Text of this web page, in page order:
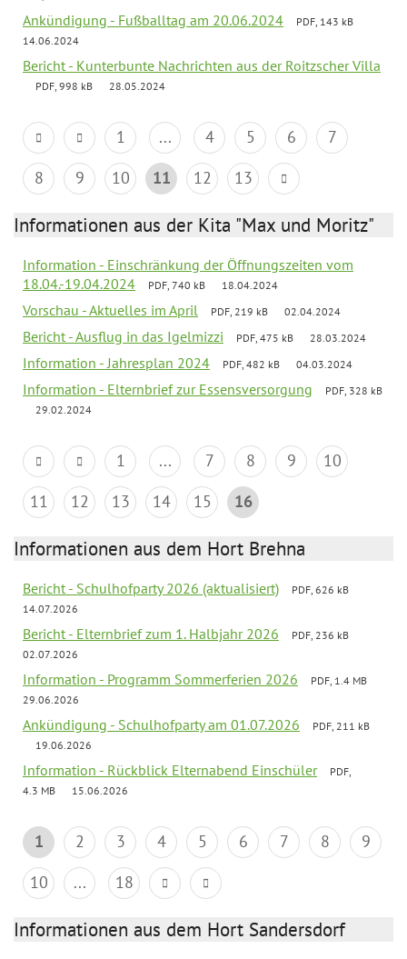
Ankündigung - Fußballtag am 20.06.2024
PDF, 143 kB
14.06.2024
Bericht - Kunterbunte Nachrichten aus der Roitzscher Villa
PDF, 998 kB 28.05.2024
1 ... 4 5 6
7
8
9 10 11 12 13
Informationen aus der Kita "Max und Moritz"
Information - Einschränkung der Öffnungszeiten vom
18.04.-19.04.2024
PDF, 740 kB 18.04.2024
Vorschau - Aktuelles im April PDF, 219 kB 02.04.2024
Bericht - Ausflug in das Igelmizzi PDF, 475 kB 28.03.2024
Information - Jahresplan 2024 PDF, 482 kB 04.03.2024
Information - Elternbrief zur Essensversorgung
PDF, 328 kB
29.02.2024
1 ... 7 8 9
10
11
12 13 14 15 16
Informationen aus dem Hort Brehna
Bericht - Schulhofparty 2026 (aktualisiert)
PDF, 626 kB
14.07.2026
Bericht - Elternbrief zum 1. Halbjahr 2026
PDF, 236 kB
02.07.2026
Information - Programm Sommerferien 2026
PDF, 1.4 MB
29.06.2026
Ankündigung - Schulhofparty am 01.07.2026
PDF, 211 kB
19.06.2026
Information - Rückblick Elternabend Einschüler
PDF,
4.3 MB
15.06.2026
1 2 3 4 5 6 7 8
9
10
... 18
Informationen aus dem Hort Sandersdorf